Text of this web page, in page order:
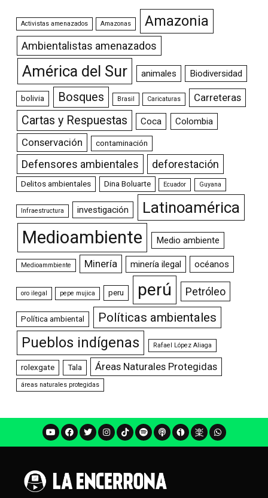
Activistas amenazados Amazonas Amazonia
Ambientalistas amenazados
América del Sur animales Biodiversidad
bolivia Bosques Brasil Caricaturas Carreteras
Cartas y Respuestas Coca Colombia
Conservación contaminación
Defensores ambientales deforestación
Delitos ambientales Dina Boluarte Ecuador Guyana
Infraestructura investigación Latinoamérica
Medioambiente Medio ambiente
Medioammbiente Minería minería ilegal océanos
oro ilegal pepe mujica peru perú Petróleo
Política ambiental Políticas ambientales
Pueblos indígenas Rafael López Aliaga
rolexgate Tala Áreas Naturales Protegidas
áreas naturales protegidas